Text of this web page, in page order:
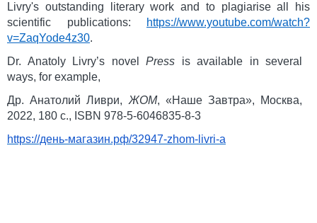
Livry's outstanding literary work and to plagiarise all his
scientific publications:
https://www.youtube.com/watch?
v=ZaqYode4z30.
Dr. Anatoly Livry’s novel Press is available in several
ways, for example,
Др. Анатолий Ливри, ЖОМ, «Наше Завтра», Москва,
2022, 180 с., ISBN 978-5-6046835-8-3
https://день-магазин.рф/32947-zhom- livri-a